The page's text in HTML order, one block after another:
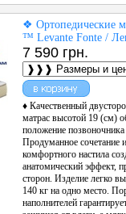
❖ Ортопедические
™ Levante Fonte /
7 590 грн.
♦ Качественный
матрас высотой 19 (см)
положение позвоночника
Продуманное сочетание
комфортного настила
анатомический эффект,
сторон. Изделие легко
140 кг на одно место.
наполнителей